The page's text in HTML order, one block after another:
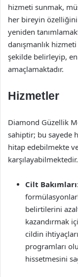
hizmeti sunmak,
her bireyin özelliğini
yeniden
danışmanlık
şekilde belirleyip,
amaçlamaktadır.
Hizmetler
Diamond Güzellik
sahiptir; bu sayede
hitap edebilmekte
Cilt Bakımları
belirtilerini
kazandırmak
cildin
programları
hissetmesini